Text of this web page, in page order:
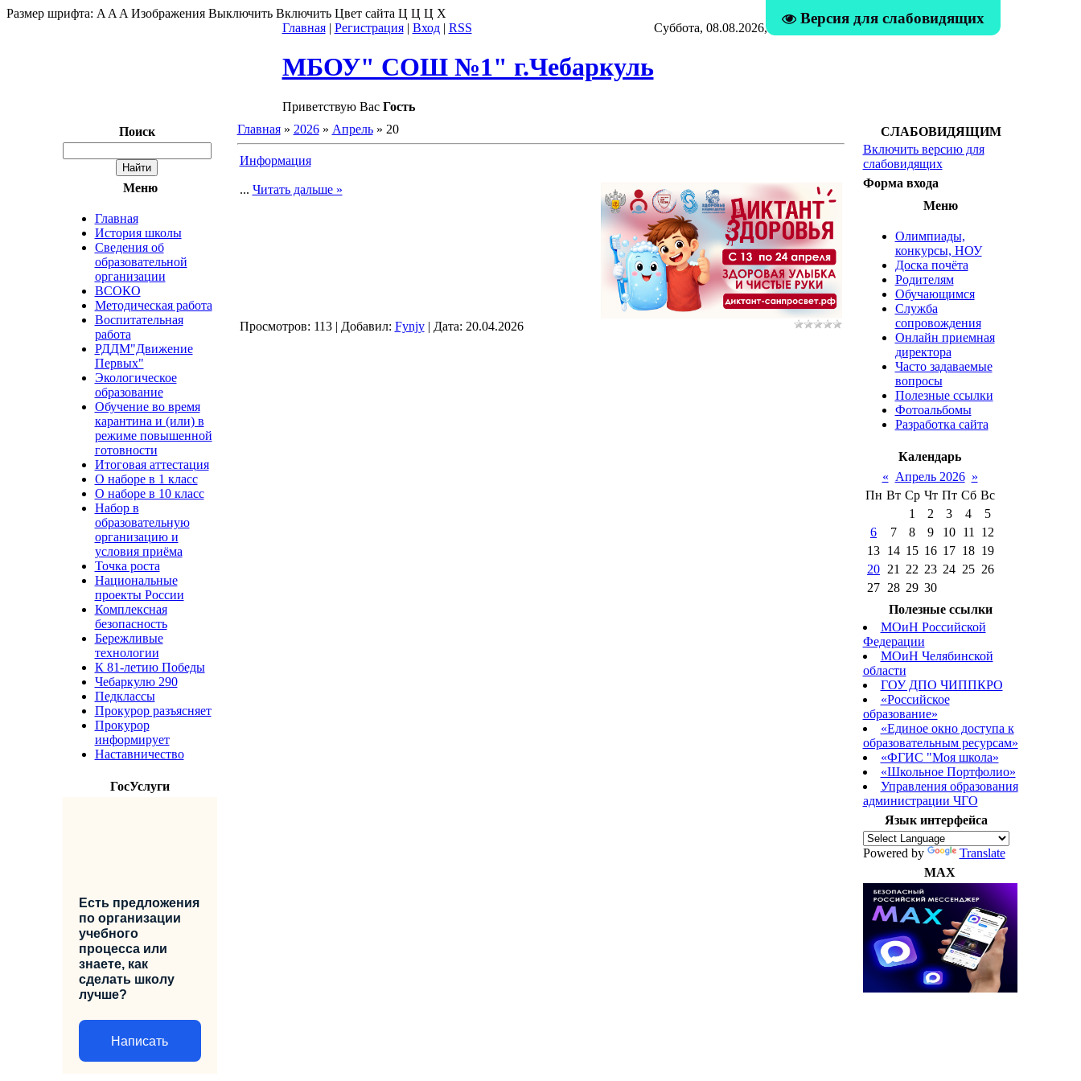
Версия для слабовидящих
Размер шрифта: A A A Изображения Выключить Включить Цвет сайта Ц Ц Ц Х
Главная| Регистрация| Вход| RSS Суббота, 08.08.2026, 02:47
МБОУ" СОШ №1" г.Чебаркуль
Приветствую Вас Гость
Поиск
Меню
Главная
История школы
Сведения об
образовательной
организации
ВСОКО
Методическая работа
Воспитательная
работа
РДДМ"Движение
Первых"
Экологическое
образование
Обучение во время
карантина и (или) в
режиме повышенной
готовности
Итоговая аттестация
О наборе в 1 класс
О наборе в 10 класс
Набор в
образовательную
организацию и
условия приёма
Точка роста
Национальные
проекты России
Комплексная
безопасность
Бережливые
технологии
К 81-летию Победы
Чебаркулю 290
Педклассы
Прокурор разъясняет
Прокурор
информирует
Наставничество
ГосУслуги
Есть предложения
по организации
учебного
процесса или
знаете, как
сделать школу
лучше?
Написать
Главная» 2026 » Апрель » 20
Информация
... Читать дальше »
Просмотров: 113 | Добавил: Fynjy| Дата: 20.04.2026
СЛАБОВИДЯЩИМ
Включить версию для
слабовидящих
Форма входа
Меню
Олимпиады,
конкурсы, НОУ
Доска почёта
Родителям
Обучающимся
Служба
сопровождения
Онлайн приемная
директора
Часто задаваемые
вопросы
Полезные ссылки
Фотоальбомы
Разработка сайта
Календарь
« Апрель 2026 »
Пн Вт Ср Чт Пт Сб Вс
1
2 3 4
5
6
7 8 9 10 11
12
13 14 15 16 17 18 19
20 21 22 23 24 25 26
27 28 29 30
Полезные ссылки
МОиН Российской
Федерации
МОиН Челябинской
области
ГОУ ДПО ЧИППКРО
«Российское
образование»
«Единое окно доступа к
образовательным ресурсам»
«ФГИС "Моя школа»
«Школьное Портфолио»
Управления образования
администрации ЧГО
Язык интерфейса
Powered by
Translate
MAX